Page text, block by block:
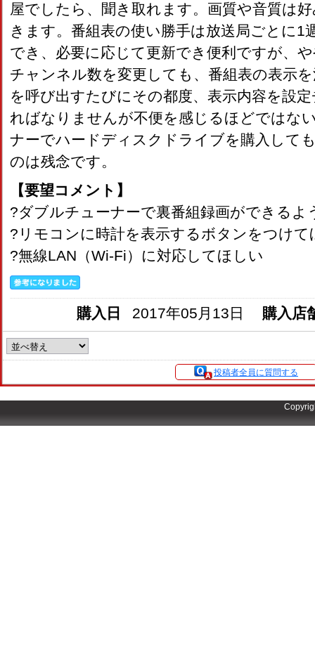
屋でしたら、聞き取れます。画質や音質は
きます。番組表の使い勝手は放送局ごとに1
でき、必要に応じて更新でき便利ですが、
チャンネル数を変更しても、番組表の表示
を呼び出すたびにその都度、表示内容を設
ればなりませんが不便を感じるほどではな
ナーでハードディスクドライブを購入して
のは残念です。
【要望コメント】
?ダブルチューナーで裏番組録画ができるよ
?リモコンに時計を表示するボタンをつけて
?無線LAN（Wi-Fi）に対応してほしい
購入日 2017年05月13日 購入店
投稿者全員に質問する